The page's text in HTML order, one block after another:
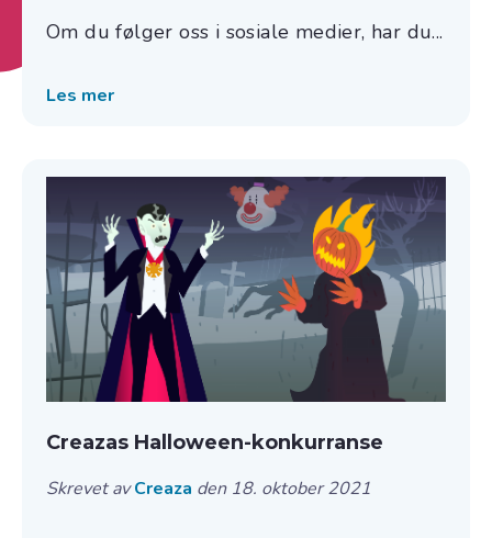
Om du følger oss i sosiale medier, har du...
Les mer
Creazas Halloween-konkurranse
Skrevet avCreaza den 18. oktober 2021